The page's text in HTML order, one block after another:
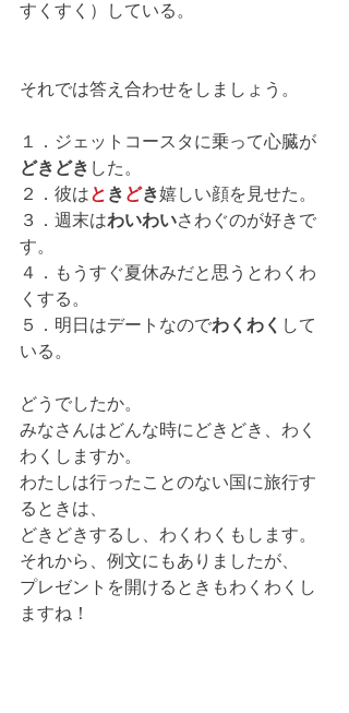
すくすく）している。
それでは答え合わせをしましょう。
１．ジェットコースタに乗って心臓が
どきどき した。
２．彼はと き どき嬉しい顔を見せた。
３．週末はわいわいさわぐのが好きで
す。
４．もうすぐ夏休みだと思うとわくわ
くする。
５．明日はデートなのでわくわく して
いる。
どうでしたか。
みなさんはどんな時にどきどき、わく
わくしますか。
わたしは行ったことのない国に旅行す
るときは、
どきどきするし、わくわくもします。
それから、例文にもありましたが、
プレゼントを開けるときもわくわくし
ますね！